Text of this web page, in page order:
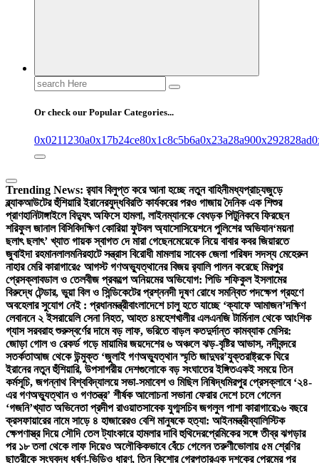
Search
for:
Or check our Popular Categories...
0x0211230a0x17b24ce80x1c8c5b6a0x23a28a900x292828ad
Trending News: র‍্যাব বিলুপ্ত করে আনা হচ্ছে নতুন বাহিনীমধ্যপ্রাচ্যজুড়ে
ব্ল্যাকআউটের হুঁশিয়ারি ইরানেরযুদ্ধবিরতি কার্যকরের পরও গাজায় দৈনিক এক শিশুর
প্রাণহানিটাঙ্গাইলে বিদ্যুৎ অফিসে হামলা, লাইনম্যানকে বেধড়ক পিটুনিকবে ফিরছেন
শরিফুল জানাল বিসিবিদক্ষিণ কোরিয়া ফুটবল অ্যাসোসিয়েশনে পুলিশের অভিযান‘ময়না
ছলাৎ ছলাৎ’ খ্যাত গায়ক স্বাগত দে মারা গেছেনমেয়েকে নিয়ে বাবার কবর জিয়ারতে
জুবাইদা রহমানলালমনিরহাটে সন্ত্রাস বিরোধী মামলায় সাবেক জেলা পরিষদ সদস্য মেহেরুন
নাহার মেরি কারাগারে৫ আগস্ট গণঅভ্যুত্থানের বিজয় র‍্যালি পালন করেছে মিরপুর
প্রেসক্লাবডাল ও তেলবীজ প্রকল্পে অনিয়মের অভিযোগ: পিডি শফিকুল ইসলামের
বিরুদ্ধে টেন্ডার, ভুয়া বিল ও সিন্ডিকেটের প্রশ্ননদী দূষণ রোধে সমন্বিত পদক্ষেপ গ্রহণে
অবহেলার সুযোগ নেই : প্রধানমন্ত্রীবাংলাদেশে চালু হতে যাচ্ছে ‘ক্যাফে আমাজন’দক্ষিণ
লেবাননে ২ ইসরায়েলি সেনা নিহত, আহত ৪মহেশখালীর এলএনজি টার্মিনাল থেকে আংশিক
গ্যাস সরবরাহ শুরুস্বর্ণের দামে বড় লাফ, ভরিতে বাড়ল কতদুর্দান্ত কামব্যাক মেসির:
জোড়া গোল ও রেকর্ড গড়ে মায়ামির জয়দেশের ৬ অঞ্চলে ঝড়-বৃষ্টির আভাস, নদীবন্দরে
সতর্কতাআজ থেকে উন্মুক্ত ‘জুলাই গণঅভ্যুত্থান স্মৃতি জাদুঘর’যুক্তরাষ্ট্রকে ঘিরে
ইরানের নতুন হুঁশিয়ারি, উপসাগরীয় দেশগুলোকে বড় সংঘাতের ইঙ্গিতএকই সময়ে তিন
কর্মসূচি, জগন্নাথ বিশ্ববিদ্যালয়ে সভা-সমাবেশ ও মিছিল নিষিদ্ধমিরপুর প্রেসক্লাবে ‘২৪-
এর গণঅভ্যুত্থান ও গণতন্ত্র’ শীর্ষক আলোচনা সভানা ফেরার দেশে চলে গেলেন
‘গজনি’খ্যাত অভিনেতা প্রদীপ রাওয়াতসাবেক যুগ্মসচিব জগলুল পাশা কারাগারে১৬ বছরে
ক্রসফায়ারের নামে সাড়ে ৪ হাজারেরও বেশি মানুষকে হত্যা: আইনমন্ত্রীব্যালিস্টিক
ক্ষেপণাস্ত্র দিয়ে সৌদি তেল ট্যাংকারে হামলার দাবি হুথিদেরপ্রেমিকের সঙ্গে তীব্র ঝগড়ার
পর ১৮ তলা থেকে লাফ দিয়েও অলৌকিকভাবে বেঁচে গেলেন তরুণীভোলায় ৫ম শ্রেণির
ছাত্রীকে সংঘবদ্ধ ধর্ষণ-ভিডিও ধারণ, তিন কিশোর গ্রেপ্তারএক দশকের প্রেমের পর